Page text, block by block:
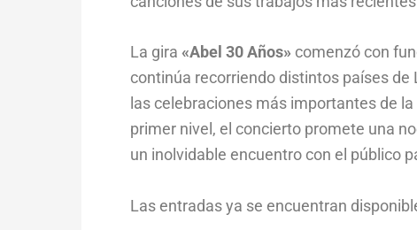
La gira «Abel 30 Años» comenzó con
continúa recorriendo distintos países
las celebraciones más importantes de
primer nivel, el concierto promete una
un inolvidable encuentro con el público
Las entradas ya se encuentran